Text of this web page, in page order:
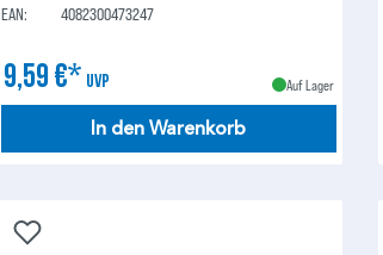
EAN:
4082300473247
9,59 €* UVP Auf Lager
In den Warenkorb